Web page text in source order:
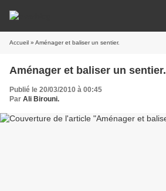
Accueil » Aménager et baliser un sentier.
Aménager et baliser un sentier.
Publié le 20/03/2010 à 00:45
Par Ali Birouni.